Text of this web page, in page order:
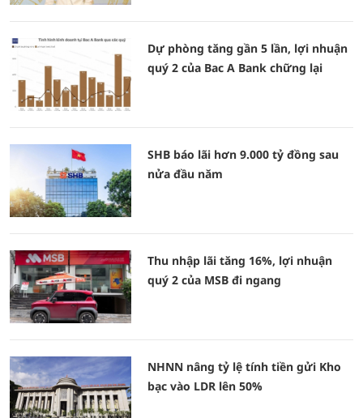
Dự phòng tăng gần 5 lần, lợi nhuận
quý 2 của Bac A Bank chững lại
SHB báo lãi hơn 9.000 tỷ đồng sau
nửa đầu năm
Thu nhập lãi tăng 16%, lợi nhuận
quý 2 của MSB đi ngang
NHNN nâng tỷ lệ tính tiền gửi Kho
bạc vào LDR lên 50%